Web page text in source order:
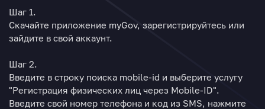
Шаг 1.
Скачайте приложение myGov, зарегистрируйтесь или
зайдите в свой аккаунт.
Шаг 2.
Введите в строку поиска mobile-id и выберите услугу
"Регистрация физических лиц через Mobile-ID".
Введите свой номер телефона и код из SMS, нажмите